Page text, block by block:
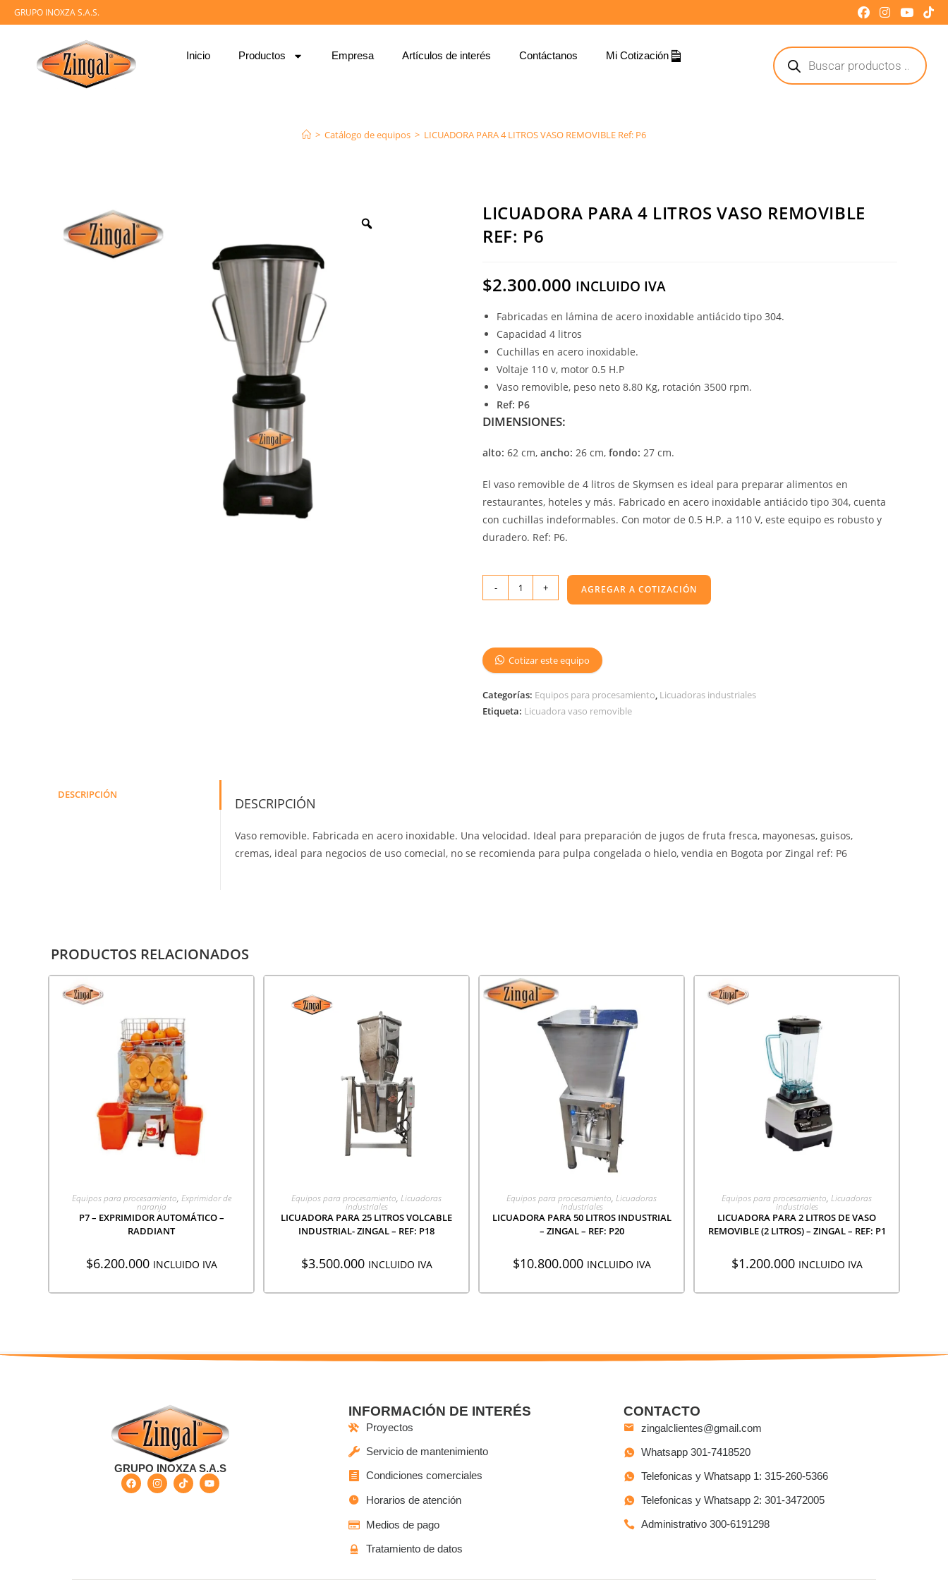
GRUPO INOXZA S.A.S.
Inicio Productos Empresa Artículos de interés Contáctanos Mi Cotización
> Catálogo de equipos > LICUADORA PARA 4 LITROS VASO REMOVIBLE Ref: P6
LICUADORA PARA 4 LITROS VASO REMOVIBLE
REF: P6
$2.300.000 INCLUIDO IVA
Fabricadas en lámina de acero inoxidable antiácido tipo 304.
Capacidad 4 litros
Cuchillas en acero inoxidable.
Voltaje 110 v, motor 0.5 H.P
Vaso removible, peso neto 8.80 Kg, rotación 3500 rpm.
Ref: P6
DIMENSIONES:
alto: 62 cm, ancho: 26 cm, fondo: 27 cm.
El vaso removible de 4 litros de Skymsen es ideal para preparar alimentos en
restaurantes, hoteles y más. Fabricado en acero inoxidable antiácido tipo 304, cuenta
con cuchillas indeformables. Con motor de 0.5 H.P. a 110 V, este equipo es robusto y
duradero. Ref: P6.
- + AGREGAR A COTIZACIÓN
Cotizar este equipo
Categorías: Equipos para procesamiento, Licuadoras industriales
Etiqueta: Licuadora vaso removible
DESCRIPCIÓN
DESCRIPCIÓN
Vaso removible. Fabricada en acero inoxidable. Una velocidad. Ideal para preparación de jugos de fruta fresca, mayonesas, guisos,
cremas, ideal para negocios de uso comecial, no se recomienda para pulpa congelada o hielo, vendia en Bogota por Zingal ref: P6
PRODUCTOS RELACIONADOS
AGREGAR A COTIZACIÓN
Equipos para procesamiento, Exprimidor de
naranja
P7 – EXPRIMIDOR AUTOMÁTICO –
RADDIANT
$6.200.000 INCLUIDO IVA
AGREGAR A COTIZACIÓN
Equipos para procesamiento, Licuadoras
industriales
LICUADORA PARA 25 LITROS VOLCABLE
INDUSTRIAL- ZINGAL – REF: P18
$3.500.000 INCLUIDO IVA
AGREGAR A COTIZACIÓN
Equipos para procesamiento, Licuadoras
industriales
LICUADORA PARA 50 LITROS INDUSTRIAL
– ZINGAL – REF: P20
$10.800.000 INCLUIDO IVA
AGREGAR A COTIZACIÓN
Equipos para procesamiento, Licuadoras
industriales
LICUADORA PARA 2 LITROS DE VASO
REMOVIBLE (2 LITROS) – ZINGAL – REF: P1
$1.200.000 INCLUIDO IVA
GRUPO INOXZA S.A.S
INFORMACIÓN DE INTERÉS
Proyectos
Servicio de mantenimiento
Condiciones comerciales
Horarios de atención
Medios de pago
Tratamiento de datos
CONTACTO
zingalclientes@gmail.com
Whatsapp 301-7418520
Telefonicas y Whatsapp 1: 315-260-5366
Telefonicas y Whatsapp 2: 301-3472005
Administrativo 300-6191298